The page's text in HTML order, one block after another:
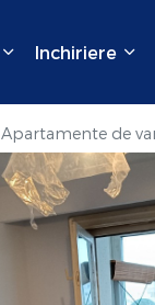
Inchiriere
Apartamente de